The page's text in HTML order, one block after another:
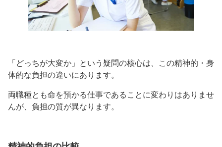
「どっちが大変か」という疑問の核心は、この精神的・身
体的な負担の違いにあります。
両職種とも命を預かる仕事であることに変わりはありませ
んが、負担の質が異なります。